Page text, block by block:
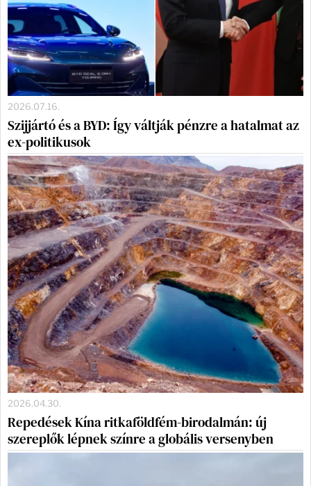
2026.07.16.
Szijjártó és a BYD: Így váltják pénzre a hatalmat az
ex-politikusok
2026.04.30.
Repedések Kína ritkaföldfém-birodalmán: új
szereplők lépnek színre a globális versenyben